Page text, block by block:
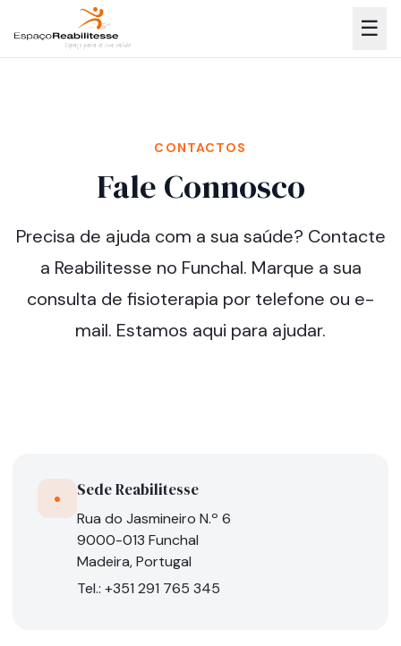
☰
CONTACTOS
Fale Connosco
Precisa de ajuda com a sua saúde? Contacte
a Reabilitesse no Funchal. Marque a sua
consulta de fisioterapia por telefone ou e-
mail. Estamos aqui para ajudar.
• Sede Reabilitesse
Rua do Jasmineiro N.º 6
9000-013 Funchal
Madeira, Portugal
Tel.: +351 291 765 345